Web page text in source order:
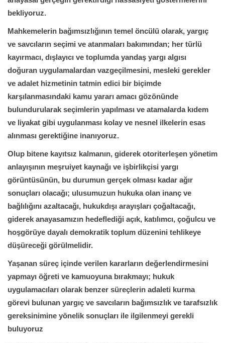
bekliyoruz.
Mahkemelerin bağımsızlığının temel öncülü olarak, yargıç
ve savcıların seçimi ve atanmaları bakımından; her türlü
kayırmacı, dışlayıcı ve toplumda yandaş yargı algısı
doğuran uygulamalardan vazgeçilmesini, mesleki gerekler
ve adalet hizmetinin tatmin edici bir biçimde
karşılanmasındaki kamu yararı amacı gözönünde
bulundurularak seçimlerin yapılması ve atamalarda kıdem
ve liyakat gibi uygulanması kolay ve nesnel ilkelerin esas
alınması gerektiğine inanıyoruz.
Olup bitene kayıtsız kalmanın, giderek otoriterleşen yönetim
anlayışının meşruiyet kaynağı ve işbirlikçisi yargı
görüntüsünün, bu durumun gerçek olması kadar ağır
sonuçları olacağı; ulusumuzun hukuka olan inanç ve
bağlılığını azaltacağı, hukukdışı arayışları çoğaltacağı,
giderek anayasamızın hedeflediği açık, katılımcı, çoğulcu ve
hoşgörüye dayalı demokratik toplum düzenini tehlikeye
düşüreceği görülmelidir.
Yaşanan süreç içinde verilen kararların değerlendirmesini
yapmayı öğreti ve kamuoyuna bırakmayı; hukuk
uygulamacıları olarak benzer süreçlerin adaleti kurma
görevi bulunan yargıç ve savcıların bağımsızlık ve tarafsızlık
gereksinimine yönelik sonuçları ile ilgilenmeyi gerekli
buluyoruz